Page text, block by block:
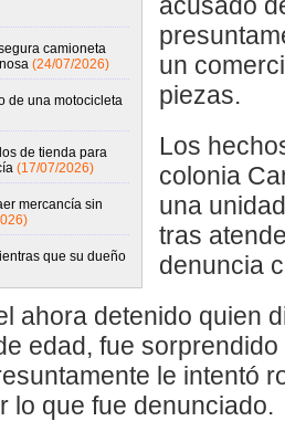
camioneta
(24/07/2026)
de una motocicleta
de tienda para
(17/07/2026)
mercancía sin
que su dueño
un
piezas.
Los
colonia
una
tras
denuncia
ahora detenido quien
edad, fue
le intentó
lo que fue denunciado.